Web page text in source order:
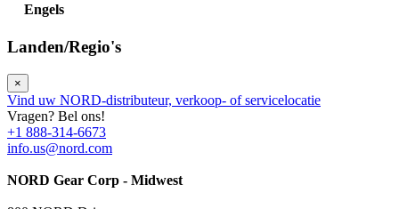
Engels
Landen/Regio's
×
Vind uw NORD-distributeur, verkoop- of servicelocatie
Vragen? Bel ons!
+1 888-314-6673
info.us@nord.com
NORD Gear Corp - Midwest